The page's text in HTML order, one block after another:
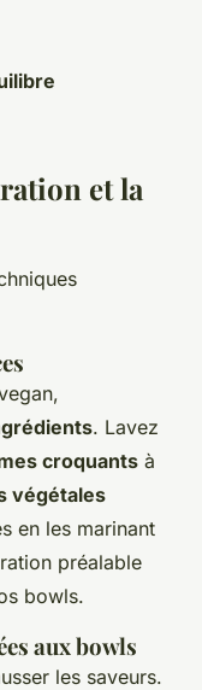
et la
. Lavez
croquants à
végétales
en les marinant
préalable
bowls.
aux bowls
les saveurs.